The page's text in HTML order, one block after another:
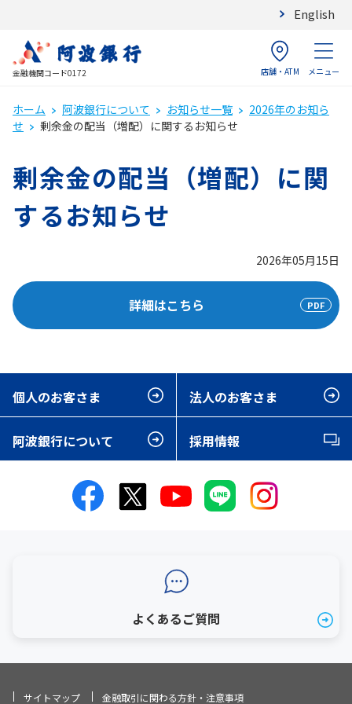
English
金融機関コード0172 店舗・ATM メニュー
ホーム 阿波銀行について お知らせ一覧
2026年のお知ら
せ
剰余金の配当（増配）に関するお知らせ
剰余金の配当（増配）に関
するお知らせ
2026年05月15日
詳細はこちら
個人のお客さま 法人のお客さま
阿波銀行について 採用情報
よくあるご質問
サイトマップ 金融取引に関わる方針・注意事項